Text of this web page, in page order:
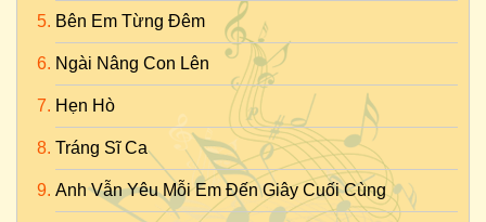
Bên Em Từng Đêm
Ngài Nâng Con Lên
Hẹn Hò
Tráng Sĩ Ca
Anh Vẫn Yêu Mỗi Em Đến Giây Cuối Cùng